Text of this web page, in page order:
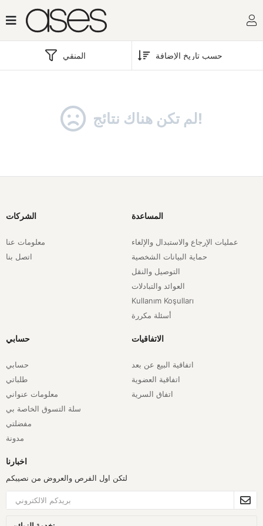
المنقي
لم تكن هناك نتائج!
الشركات
معلومات عنا
اتصل بنا
المساعدة
عمليات الإرجاع والاستبدال والإلغاء
حماية البيانات الشخصية
التوصيل والنقل
العوائد والتبادلات
Kullanım Koşulları
أسئلة مكررة
حسابي
حسابي
طلباتي
معلومات عنواني
سلة التسوق الخاصة بي
مفضلتي
مدونة
الاتفاقيات
اتفاقية البيع عن بعد
اتفاقية العضوية
اتفاق السرية
اخبارنا
لتكن اول الفرص والعروض من نصيبكم